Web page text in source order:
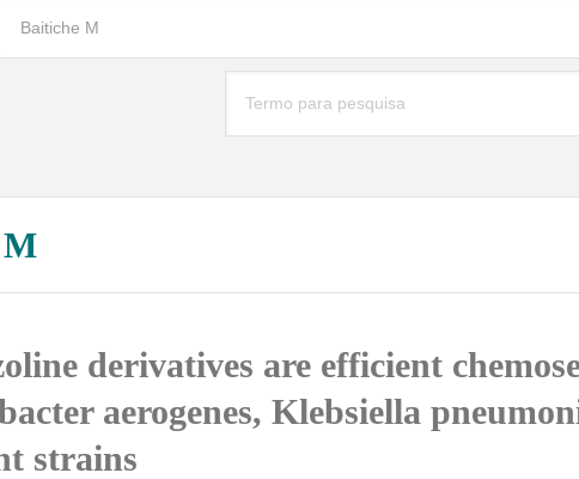
derivatives are efficient
aerogenes, Klebsiella
strains